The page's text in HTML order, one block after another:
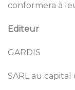
conformera à
Editeur
GARDIS
SARL au capital